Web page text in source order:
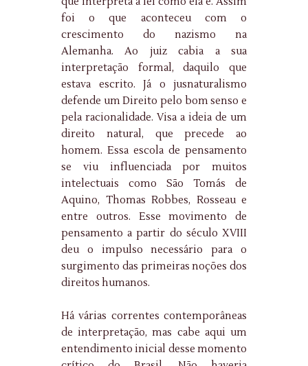
foi o que aconteceu com o
crescimento do nazismo na
Alemanha. Ao juiz cabia a sua
interpretação formal, daquilo que
estava escrito. Já o jusnaturalismo
defende um Direito pelo bom senso e
pela racionalidade. Visa a ideia de um
direito natural, que precede ao
homem. Essa escola de pensamento
se viu influenciada por muitos
intelectuais como São Tomás de
Aquino, Thomas Robbes, Rosseau e
entre outros. Esse movimento de
pensamento a partir do século XVIII
deu o impulso necessário para o
surgimento das primeiras noções dos
direitos humanos.
Há várias correntes contemporâneas
de interpretação, mas cabe aqui um
entendimento inicial desse momento